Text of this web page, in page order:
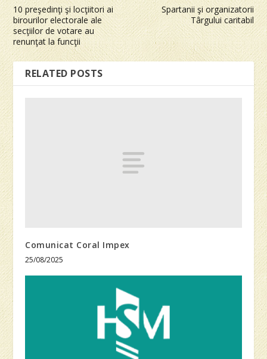
10 preşedinţi şi locţiitori ai
birourilor electorale ale
secţiilor de votare au
renunţat la funcţii
Spartanii şi organizatorii
Târgului caritabil
RELATED POSTS
Comunicat Coral Impex
25/08/2025